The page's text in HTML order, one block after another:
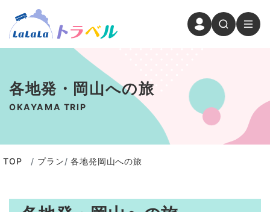
各地発・岡山への旅
OKAYAMA TRIP
TOP プラン 各地発岡山への旅